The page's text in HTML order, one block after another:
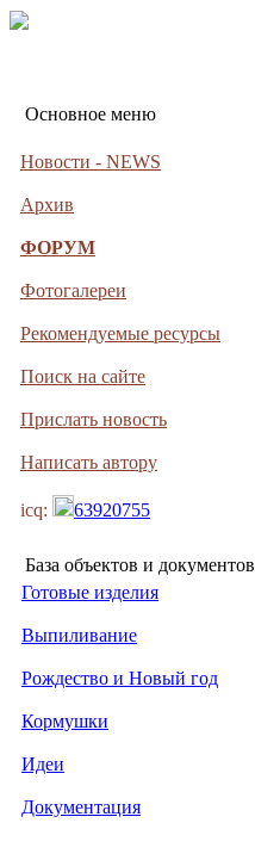
Основное меню
Новости - NEWS
Архив
ФОРУМ
Фотогалереи
Рекомендуемые ресурсы
Поиск на сайте
Прислать новость
Написать автору
icq: 63920755
База объектов и документов
Готовые изделия
Выпиливание
Рождество и Новый год
Кормушки
Идеи
Документация